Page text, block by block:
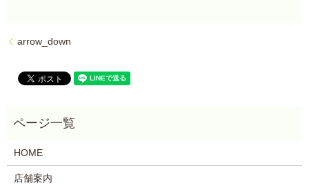
arrow_down
HOME
店舗案内